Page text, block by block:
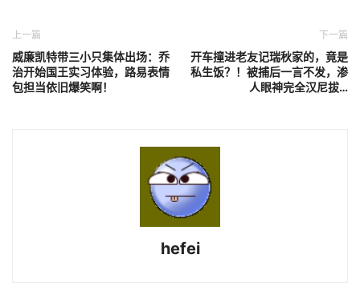
上一篇
威廉凯特带三小只集体出场：乔
治开始国王实习体验，路易表情
包担当依旧爆笑啊！
下一篇
开车撞进老友记瑞秋家的，竟是
私生饭？！被捕后一言不发，渗
人眼神完全汉尼拔…
hefei